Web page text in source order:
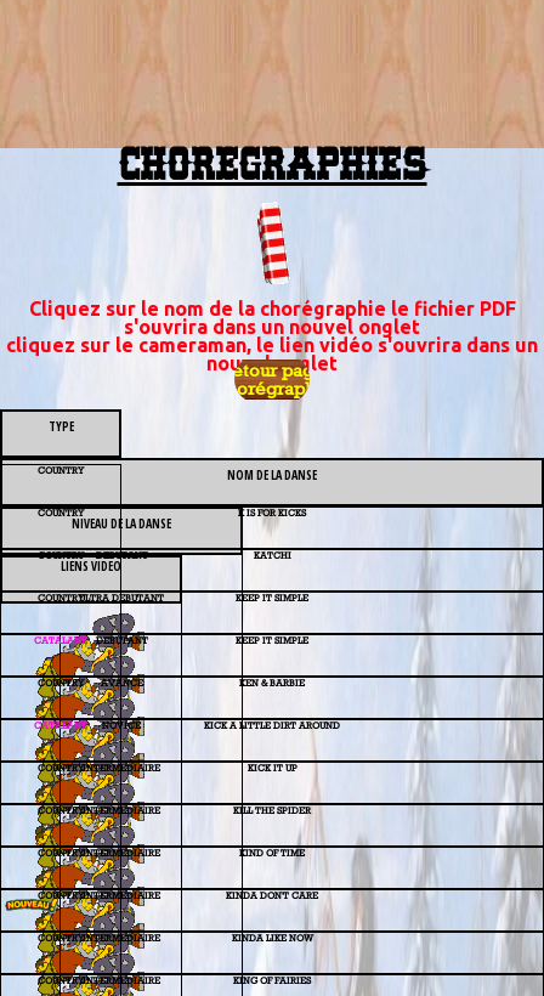
CHOREGRAPHIES
Cliquez sur le nom de la chorégraphie le fichier PDF
s'ouvrira dans un nouvel onglet
cliquez sur le cameraman, le lien vidéo s'ouvrira dans un
nouvel onglet
Retour page
Chorégraphie
TYPE
NOM DE LA DANSE
NIVEAU DE LA DANSE
LIENS VIDEO
COUNTRY
K IS FOR KICKS
DEBUTANT
COUNTRY
KATCHI
ULTRA DEBUTANT
COUNTRY
KEEP IT SIMPLE
DEBUTANT
COUNTRY
KEEP IT SIMPLE
AVANCE
CATALANE
KEN & BARBIE
NOVICE
COUNTRY
KICK A LITTLE DIRT AROUND
INTERMEDIAIRE
CATALANE
KICK IT UP
INTERMEDIAIRE
COUNTRY
KILL THE SPIDER
INTERMEDIAIRE
COUNTRY
KIND OF TIME
INTERMEDIAIRE
COUNTRY
KINDA DON'T CARE
INTERMEDIAIRE
COUNTRY
KINDA LIKE NOW
INTERMEDIAIRE
COUNTRY
KING OF FAIRIES
COUNTRY